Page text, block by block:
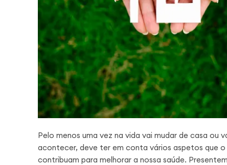
Pelo menos uma vez na vida vai mudar de casa ou
acontecer, deve ter em conta vários aspetos que
contribuam para melhorar a nossa saúde.